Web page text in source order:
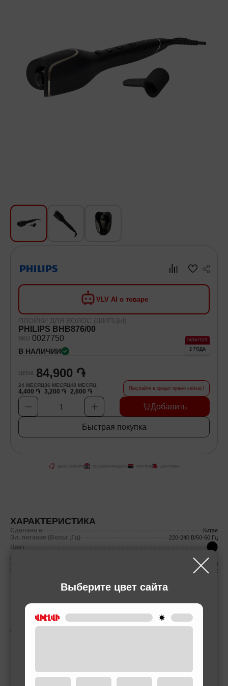
Выберите цвет сайта
Аудиотехника для автомобилей
Инструменты
Посуда
VLV AI о товаре
ПЛОЙКИ ДЛЯ ВОЛОС (ШИПЦЫ)
PHILIPS BHB876/00
SKU 0027750
В НАЛИЧИИ
ГАРАНТИЯ
2 ГОДА
ЦЕНА 84,900 ֏
24 МЕСЯЦ
4,400 ֏
36 МЕСЯЦ
3,200 ֏
48 МЕСЯЦ
2,600 ֏ Покупайте в кредит прямо сейчас!
1 Добавить
Быстрая покупка
ЦЕНА ОНЛАЙН УСЛОВИЯ КРЕДИТА ПЛАТЕЖ ДОСТАВКА
ХАРАКТЕРИСТИКА
Сделано в Китае
Эл. питание (Вольт ,Гц) 220-240 В/50-60 Гц
Цвет
Длина кабеля
1.5 м
3 скоростей
2
СОПУТСТВУЮЩИЕ ТОВАРЫ